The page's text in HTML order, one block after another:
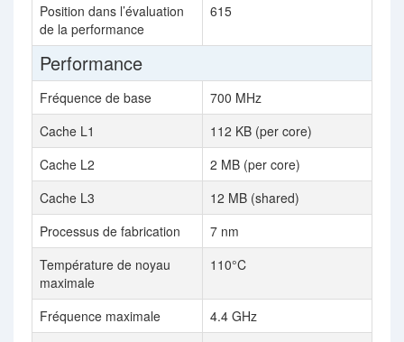
Position dans l’évaluation
de la performance
615
Performance
Fréquence de base
700 MHz
Cache L1
112 KB (per core)
Cache L2
2 MB (per core)
Cache L3
12 MB (shared)
Processus de fabrication
7 nm
Température de noyau
maximale
110°C
Fréquence maximale
4.4 GHz